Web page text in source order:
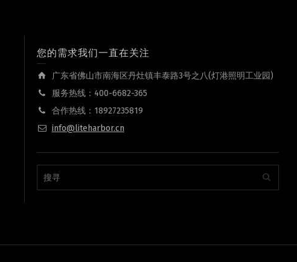
您的需求我们一直在关注
广东省佛山市南海区丹灶镇丰泰路3号之八(灯港照明工业园)
服务热线：400-6682-365
合作热线：18927235819
info@liteharbor.cn